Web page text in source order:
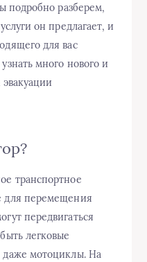
подробно разберем,
он предлагает, и
для вас
много нового и
эвакуации
транспортное
для перемещения
передвигаться
легковые
даже мотоциклы. На